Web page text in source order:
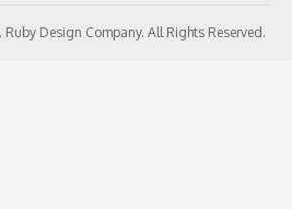
Design Company. All Rights Reserved.